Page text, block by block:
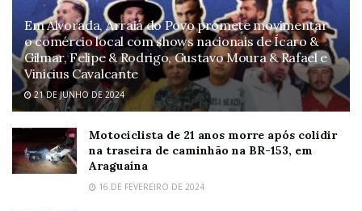
Em Alvorada, Arraiá do Povo promete movimentar
o comércio local com shows nacionais de Ícaro &
Gilmar, Felipe & Rodrigo, Gustavo Moura & Rafael e
Vinicius Cavalcante
21 DE JUNHO DE 2024
Motociclista de 21 anos morre após colidir
na traseira de caminhão na BR-153, em
Araguaína
16 DE FEVEREIRO DE 2024